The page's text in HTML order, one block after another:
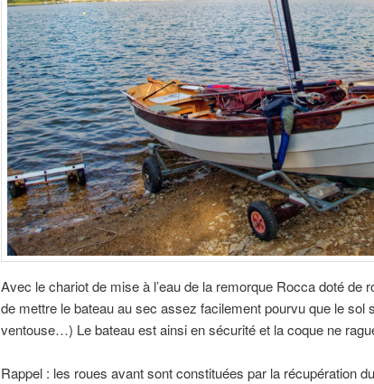
Avec le chariot de mise à l’eau de la remorque Rocca doté de
de mettre le bateau au sec assez facilement pourvu que le sol
ventouse…) Le bateau est ainsi en sécurité et la coque ne
Rappel : les roues avant sont constituées par la récupération